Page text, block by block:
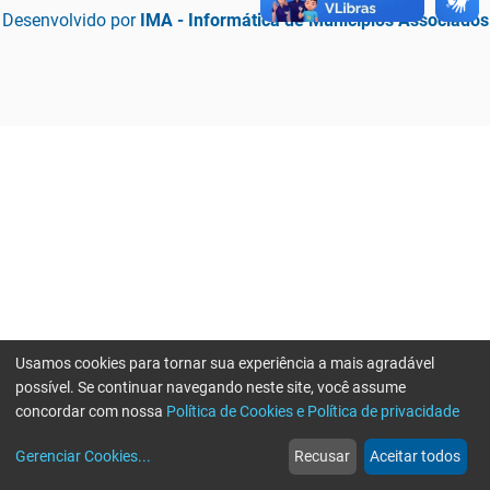
Desenvolvido por IMA - Informática de Municípios Associados
web
Notícias
more_horiz
Mais
Usamos cookies para tornar sua experiência a mais agradável
possível. Se continuar navegando neste site, você assume
concordar com nossa Política de Cookies e Política de privacidade
Gerenciar Cookies... Recusar Aceitar todos
Erro ao enviar informações, por favor tente novamente